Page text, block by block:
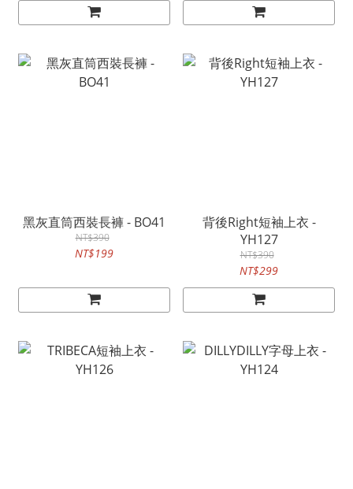
黑灰直筒西裝長褲 - BO41
NT$390
NT$199
背後Right短袖上衣 -
YH127
NT$390
NT$299